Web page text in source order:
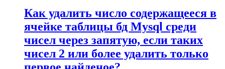
Как удалить число содержащееся в
ячейке таблицы бд Mysql среди
чисел через запятую, если таких
чисел 2 или более удалить только